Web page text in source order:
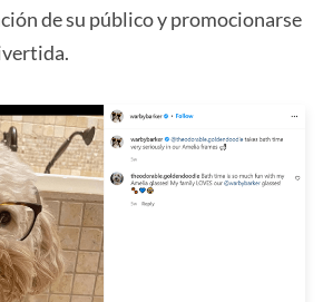
de su público y promocionarse